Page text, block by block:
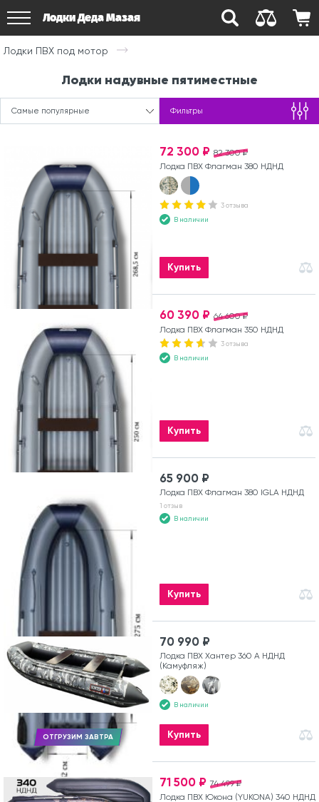
Лодки Деда Мазая
Лодки ПВХ под мотор
Лодки надувные пятиместные
Самые популярные Фильтры
82 300 ₽
72 300 ₽
Лодка ПВХ Флагман 380 НДНД
3 отзыва
В наличии
Купить
64 600 ₽
60 390 ₽
Лодка ПВХ Флагман 350 НДНД
3 отзыва
В наличии
Купить
65 900 ₽
Лодка ПВХ Флагман 380 IGLA НДНД
1 отзыв
В наличии
Купить
ОТГРУЗИМ ЗАВТРА
70 990 ₽
Лодка ПВХ Хантер 360 А НДНД
(Камуфляж)
В наличии
Купить
74 499 ₽
71 500 ₽
Лодка ПВХ Юкона (YUKONA) 340 НДНД